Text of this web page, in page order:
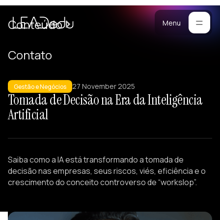
Menu
Building
Metodologia
Portfólio
Conteúdo
Cases
Blog
Materiais
Contato
Tomada de Decisão na Era da Inteligência
Artificial
Gestão e Negócios 27 November 2025
Saiba como a IA está transformando a tomada de
decisão nas empresas, seus riscos, viés, eficiência e o
crescimento do conceito controverso de “workslop”.